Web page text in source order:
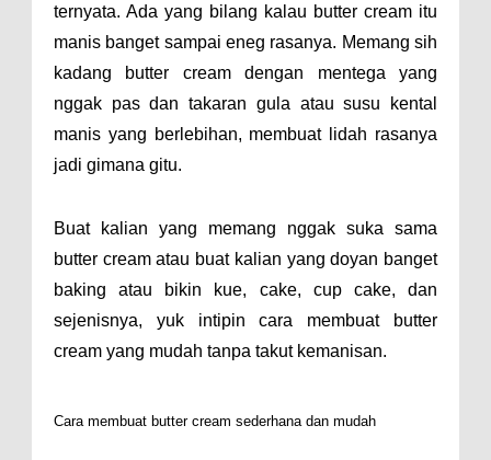
ternyata. Ada yang bilang kalau butter cream itu
manis banget sampai eneg rasanya. Memang sih
kadang butter cream dengan mentega yang
nggak pas dan takaran gula atau susu kental
manis yang berlebihan, membuat lidah rasanya
jadi gimana gitu.
Buat kalian yang memang nggak suka sama
butter cream atau buat kalian yang doyan banget
baking atau bikin kue, cake, cup cake, dan
sejenisnya, yuk intipin cara membuat butter
cream yang mudah tanpa takut kemanisan.
Cara membuat butter cream sederhana dan mudah